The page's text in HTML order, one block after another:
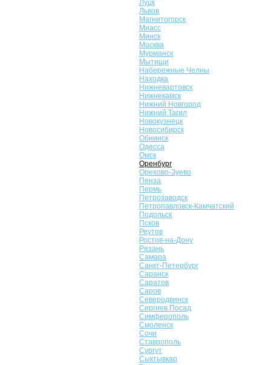
Луцк
Львов
Магнитогорск
Миасс
Минск
Москва
Мурманск
Мытищи
Набережные Челны
Находка
Нижневартовск
Нижнекамск
Нижний Новгород
Нижний Тагил
Новокузнецк
Новосибирск
Обнинск
Одесса
Омск
Оренбург
Орехово-Зуево
Пенза
Пермь
Петрозаводск
Петропавловск-Камчатский
Подольск
Псков
Реутов
Ростов-на-Дону
Рязань
Самара
Санкт-Петербург
Саранск
Саратов
Саров
Северодвинск
Сергиев Посад
Симферополь
Смоленск
Сочи
Ставрополь
Сургут
Сыктывкар